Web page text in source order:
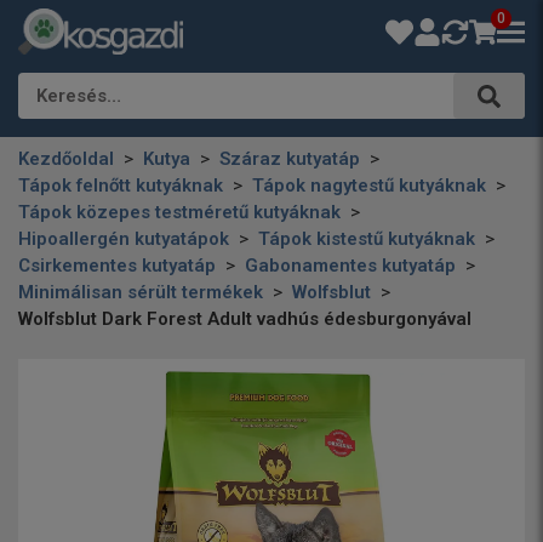
0
Keresés…
Kezdőoldal Kutya
Száraz kutyatáp
Tápok felnőtt kutyáknak
Tápok nagytestű kutyáknak
Tápok közepes testméretű kutyáknak
Hipoallergén kutyatápok
Tápok kistestű kutyáknak
Csirkementes kutyatáp
Gabonamentes kutyatáp
Minimálisan sérült termékek
Wolfsblut
Wolfsblut Dark Forest Adult vadhús édesburgonyával